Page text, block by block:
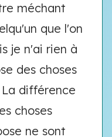
méchant
que l'on
je n'ai rien à
des choses
différence
choses
ne sont